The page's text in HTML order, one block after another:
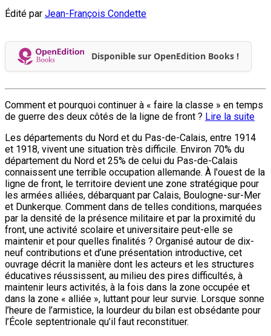
Édité par Jean-François Condette
Disponible sur OpenEdition Books !
Comment et pourquoi continuer à « faire la classe » en temps
de guerre des deux côtés de la ligne de front ? Lire la suite
Les départements du Nord et du Pas-de-Calais, entre 1914
et 1918, vivent une situation très difficile. Environ 70% du
département du Nord et 25% de celui du Pas-de-Calais
connaissent une terrible occupation allemande. À l'ouest de la
ligne de front, le territoire devient une zone stratégique pour
les armées alliées, débarquant par Calais, Boulogne-sur-Mer
et Dunkerque. Comment dans de telles conditions, marquées
par la densité de la présence militaire et par la proximité du
front, une activité scolaire et universitaire peut-elle se
maintenir et pour quelles finalités ? Organisé autour de dix-
neuf contributions et d’une présentation introductive, cet
ouvrage décrit la manière dont les acteurs et les structures
éducatives réussissent, au milieu des pires difficultés, à
maintenir leurs activités, à la fois dans la zone occupée et
dans la zone « alliée », luttant pour leur survie. Lorsque sonne
l’heure de l’armistice, la lourdeur du bilan est obsédante pour
l’École septentrionale qu’il faut reconstituer.